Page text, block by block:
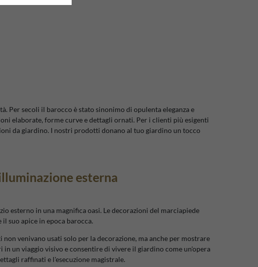
Per secoli il barocco è stato sinonimo di opulenta eleganza e
elaborate, forme curve e dettagli ornati. Per i clienti più esigenti
da giardino. I nostri prodotti donano al tuo giardino un tocco
esterna
esterno in una magnifica oasi. Le decorazioni del marciapiede
suo apice in epoca barocca.
venivano usati solo per la decorazione, ma anche per mostrare
un viaggio visivo e consentire di vivere il giardino come un'opera
raffinati e l'esecuzione magistrale.